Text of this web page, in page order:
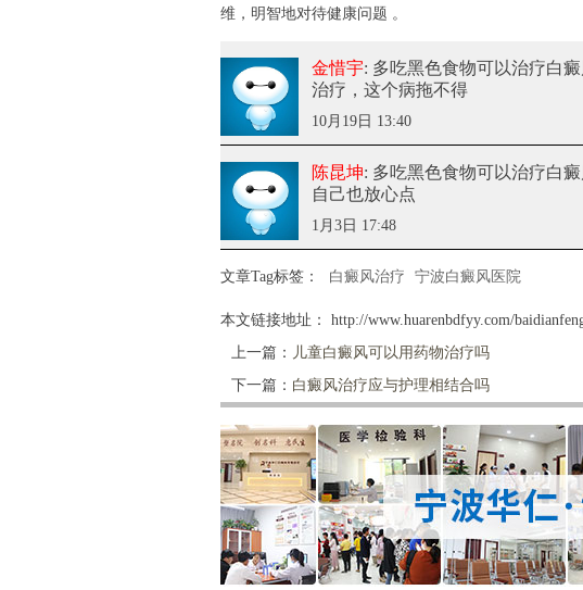
维，明智地对待健康问题 。
金惜宇: 多吃黑色食物可以治疗白
治疗，这个病拖不得
10月19日 13:40
陈昆坤: 多吃黑色食物可以治疗白
自己也放心点
1月3日 17:48
文章Tag标签： 白癜风治疗 宁波白癜风医院
本文链接地址：
http://www.huarenbdfyy.com/
上一篇： 儿童白癜风可以用药物治疗吗
下一篇： 白癜风治疗应与护理相结合吗